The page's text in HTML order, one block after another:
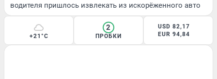
водителя пришлось извлекать из искорёженного авто
+21°C
2
ПРОБКИ
USD 82,17
EUR 94,84